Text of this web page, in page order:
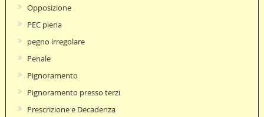
Opposizione
PEC piena
pegno irregolare
Penale
Pignoramento
Pignoramento presso terzi
Prescrizione e Decadenza